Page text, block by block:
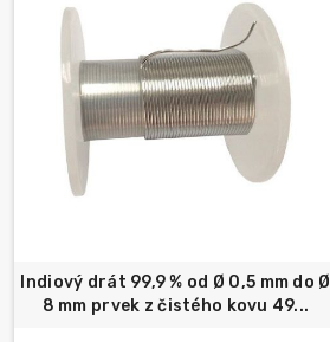
Indiový drát 99,9 % od Ø 0,5 mm do Ø
8 mm prvek z čistého kovu 49...